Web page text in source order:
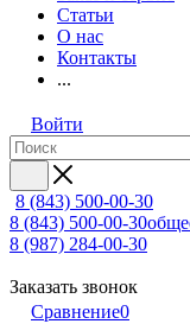
Статьи
О нас
Контакты
...
Войти
8 (843) 500-00-30
8 (843) 500-00-30
8 (987) 284-00-30
Заказать звонок
Сравнение0